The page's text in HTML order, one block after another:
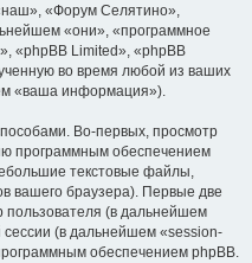
«Форум Селятино»,
«они», «программное
«phpBB Limited», «phpBB
во время любой из ваших
«ваша информация»).
Во-первых, просмотр
программным обеспечением
текстовые файлы,
вашего браузера). Первые две
пользователя (в дальнейшем
(в дальнейшем «session-
обеспечением phpBB.